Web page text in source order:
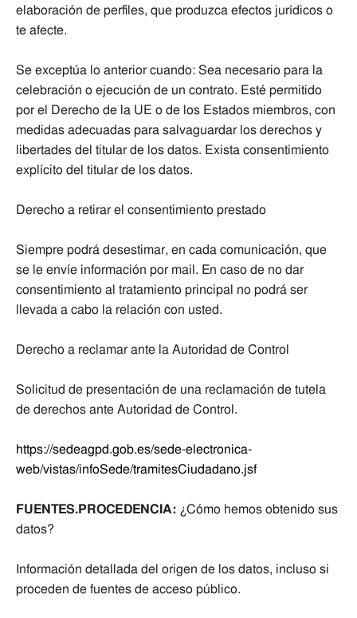
elaboración de perfiles, que produzca efectos jurídicos o
te afecte.
Se exceptúa lo anterior cuando: Sea necesario para la
celebración o ejecución de un contrato. Esté permitido
por el Derecho de la UE o de los Estados miembros, con
medidas adecuadas para salvaguardar los derechos y
libertades del titular de los datos. Exista consentimiento
explícito del titular de los datos.
Derecho a retirar el consentimiento prestado
Siempre podrá desestimar, en cada comunicación, que
se le envíe información por mail. En caso de no dar
consentimiento al tratamiento principal no podrá ser
llevada a cabo la relación con usted.
Derecho a reclamar ante la Autoridad de Control
Solicitud de presentación de una reclamación de tutela
de derechos ante Autoridad de Control.
https://sedeagpd.gob.es/sede-electronica-
web/vistas/infoSede/tramitesCiudadano.jsf
FUENTES.PROCEDENCIA: ¿Cómo hemos obtenido sus
datos?
Información detallada del origen de los datos, incluso si
proceden de fuentes de acceso público.